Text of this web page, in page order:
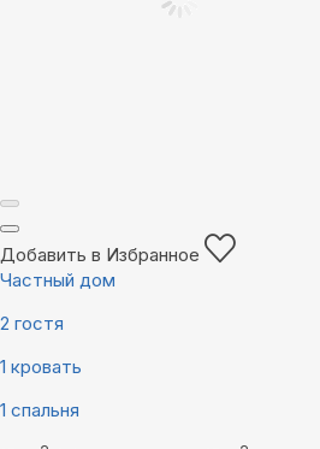
Добавить в Избранное
Частный дом
2 гостя
1 кровать
1 спальня